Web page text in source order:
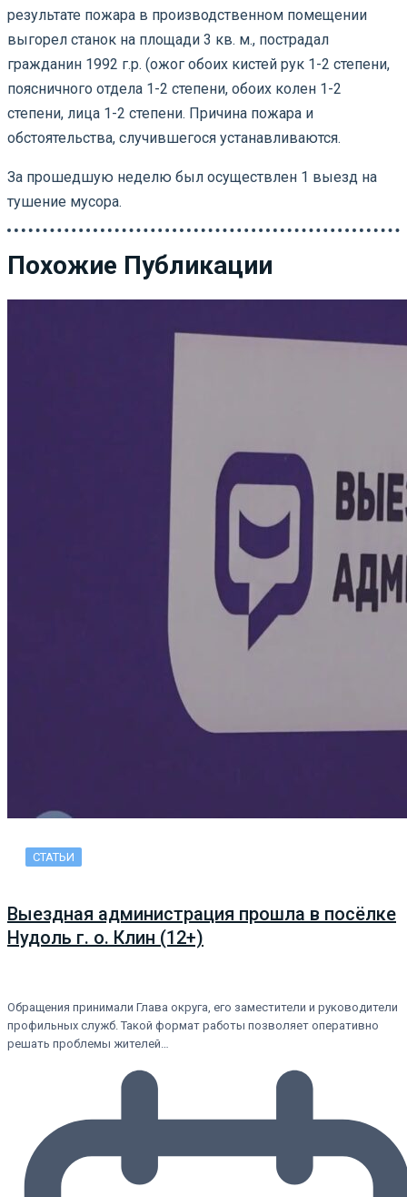
результате пожара в производственном помещении
выгорел станок на площади 3 кв. м., пострадал
гражданин 1992 г.р. (ожог обоих кистей рук 1-2 степени,
поясничного отдела 1-2 степени, обоих колен 1-2
степени, лица 1-2 степени. Причина пожара и
обстоятельства, случившегося устанавливаются.
За прошедшую неделю был осуществлен 1 выезд на
тушение мусора.
Похожие Публикации
СТАТЬИ
Выездная администрация прошла в посёлке
Нудоль г. о. Клин (12+)
Обращения принимали Глава округа, его заместители и руководители
профильных служб. Такой формат работы позволяет оперативно
решать проблемы жителей…